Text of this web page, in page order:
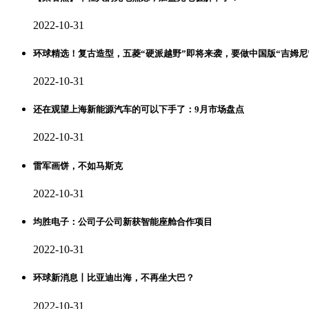
2022-10-31
环球精选！复古造型，五菱“硬派越野”即将来袭，要做中国版“吉姆
2022-10-31
还在观望上海新能源汽车的可以下手了：9月市场盘点
2022-10-31
雷军画饼，不如马斯克
2022-10-31
均胜电子：公司子公司新获智能座舱合作项目
2022-10-31
环球新消息丨比亚迪出海，不再坐大巴？
2022-10-31